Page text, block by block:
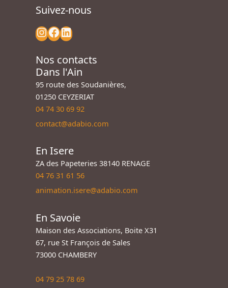
Suivez-nous
Nos contacts
Dans l'Ain
95 route des Soudanières,
01250 CEYZERIAT
04 74 30 69 92
contact@adabio.com
En Isere
ZA des Papeteries 38140 RENAGE
04 76 31 61 56
animation.isere@adabio.com
En Savoie
Maison des Associations, Boite X31
67, rue St François de Sales
73000 CHAMBERY
04 79 25 78 69